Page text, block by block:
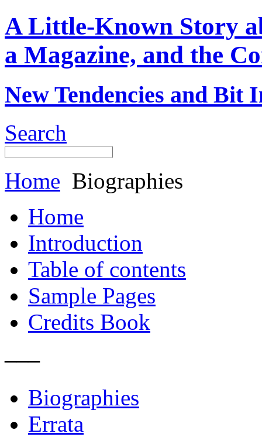
A Little-Known Story
a Magazine, and the
New Tendencies and Bit
Search
Home Biographies
Home
Introduction
Table of contents
Sample Pages
Credits Book
–––
Biographies
Errata